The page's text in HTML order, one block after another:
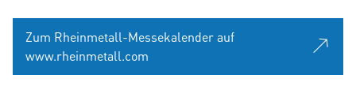
Zum Rheinmetall-Messekalender auf
www.rheinmetall.com